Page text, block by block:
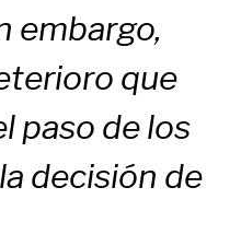
embargo,
que
paso de los
decisión de